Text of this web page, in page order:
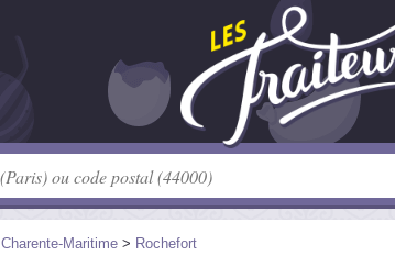
Charente-Maritime > Rochefort